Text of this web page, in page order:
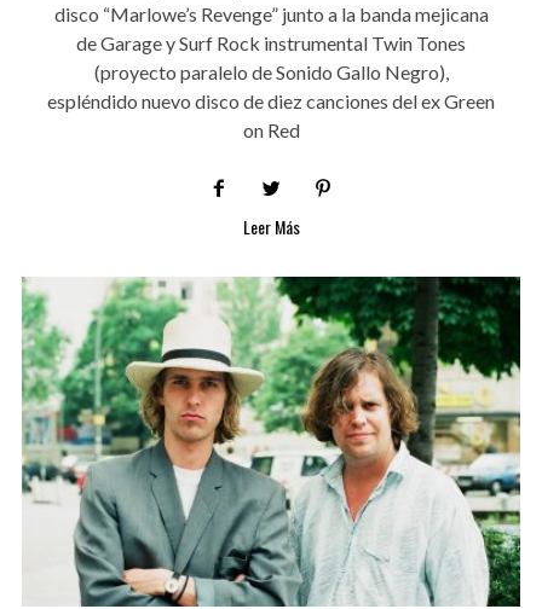
disco “Marlowe’s Revenge” junto a la banda mejicana
de Garage y Surf Rock instrumental Twin Tones
(proyecto paralelo de Sonido Gallo Negro),
espléndido nuevo disco de diez canciones del ex Green
on Red
Leer Más